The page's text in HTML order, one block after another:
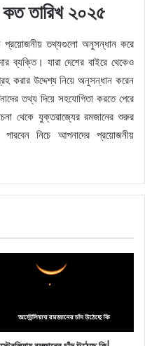
তারিখ ২০২৫
প্রয়োজনীয় তথ্যগুলো অনুসন্ধান করে
ব্যক্তি। যারা দেশের বাইরে থেকেও
উদ্দেশ্য নিয়ে অনুসন্ধান করেন
তথ্য দিয়ে সহযোগিতা করতে পেরে
থেকে যুক্তরাজ্যের রমজানের শুরুর
নিচে আপনাদের প্রয়োজনীয়